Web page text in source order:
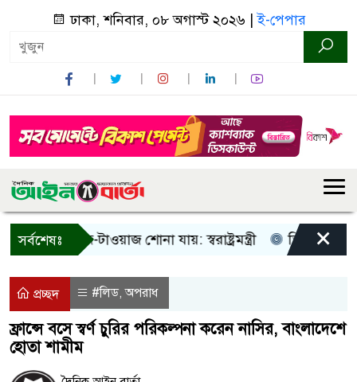
ঢাকা, শনিবার, ০৮ অগাস্ট ২০২৬ |ই-পেপার
সর্বশেষঃ
আওয়াজ-টাওয়াজ শোনা যায়: স্বরাষ্ট্রমন্ত্রী তিন দিনের মধ্যে
×
প্রচ্ছদ #লিড,অপরাধ
ফ্রান্সে বসে স্বর্ণ চুরির পরিকল্পনা করেন নাসির, বাংলাদেশে
হোতা শামীম